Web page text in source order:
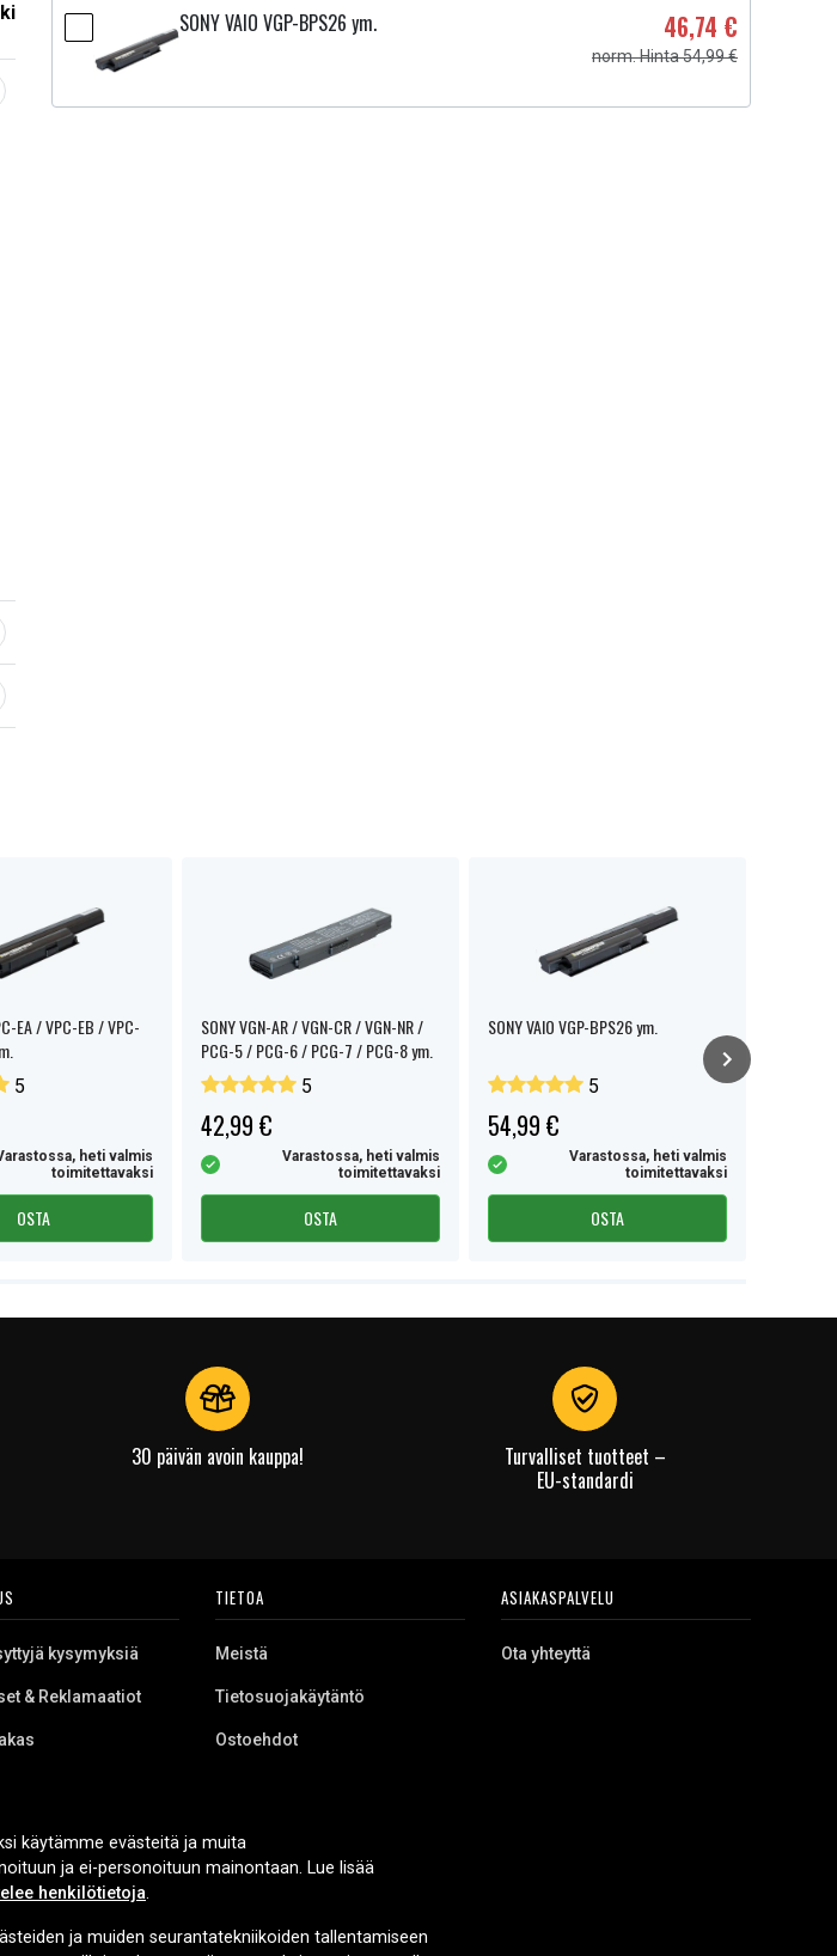
SONY VAIO VGP-BPS26 ym. 46,74 €
norm. Hinta 54,99 €
EA / VPC-EB / VPC-
5
heti valmis
toimitettavaksi
OSTA
SONY VGN-AR / VGN-CR / VGN-NR /
PCG-5 / PCG-6 / PCG-7 / PCG-8 ym.
5
42,99 €
Varastossa, heti valmis
toimitettavaksi
OSTA
SONY VAIO VGP-BPS26 ym.
5
54,99 €
Varastossa, heti valmis
toimitettavaksi
OSTA
30 päivän avoin kauppa!
Turvalliset tuotteet –
EU-standardi
kysymyksiä
& Reklamaatiot
TIETOA
Meistä
Tietosuojakäytäntö
Ostoehdot
ASIAKASPALVELU
Ota yhteyttä
käytämme evästeitä ja muita
ja ei-personoituun mainontaan. Lue lisää
henkilötietoja.
ja muiden seurantatekniikoiden tallentamiseen